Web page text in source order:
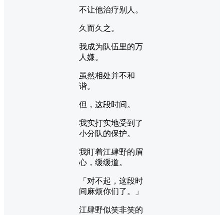
不让他治疗别人。
久而久之。
我成为队伍里的万
人嫌。
虽然相处并不和
谐。
但，这段时间。
我实打实地受到了
小分队的保护。
我盯着江肆野的眉
心，缓缓道。
「对不起，这段时
间麻烦你们了。」
江肆野似笑非笑的